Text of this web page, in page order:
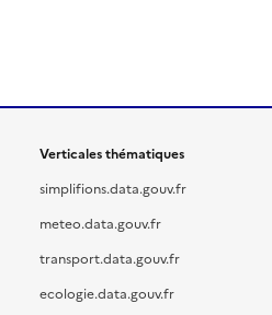
Verticales thématiques
simplifions.data.gouv.fr
meteo.data.gouv.fr
transport.data.gouv.fr
ecologie.data.gouv.fr